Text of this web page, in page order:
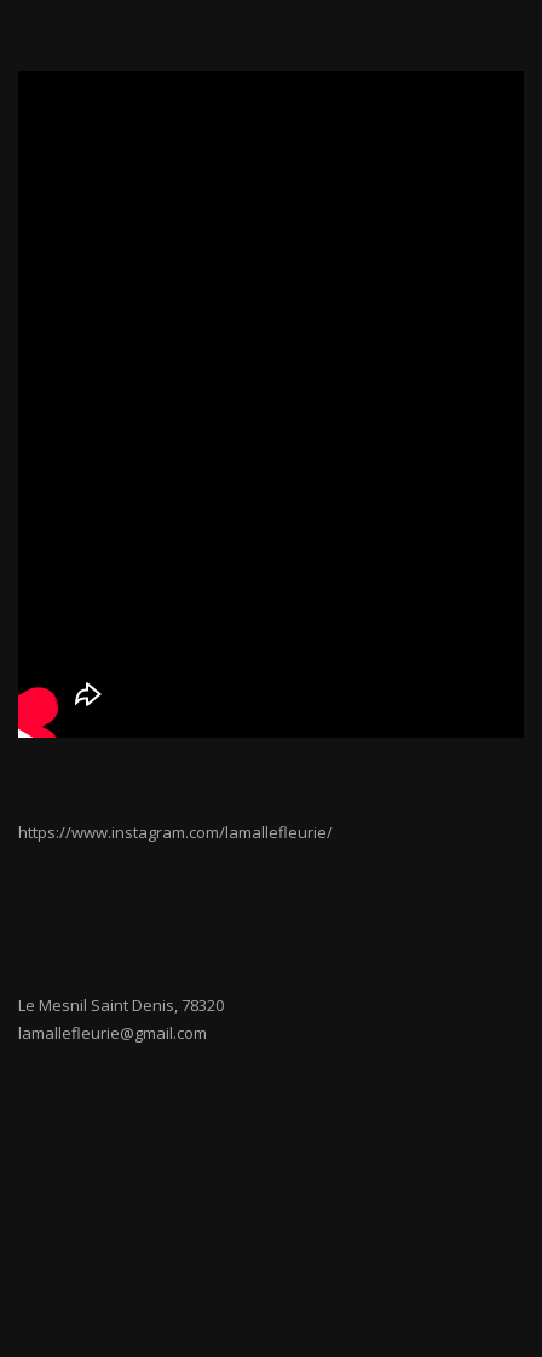
https://www.instagram.com/lamallefleurie/
Le Mesnil Saint Denis,78320
lamallefleurie@gmail.com